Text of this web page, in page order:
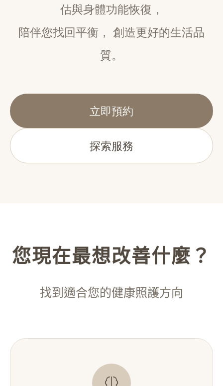
估與身體功能恢復，
陪伴您找回平衡， 創造更好的生活品
質。
立即預約
探索服務
您現在最想改善什麼？
找到適合您的健康照護方向